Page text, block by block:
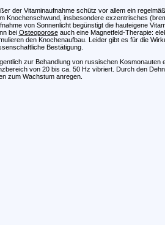
der Vitaminaufnahme schütz vor allem ein
Knochenschwund, insbesondere exzentrisches
von Sonnenlicht begünstigt die hauteigene
bei Osteoporoseauch eine Magnetfeld-Therapie:
den Knochenaufbau. Leider gibt es für die
Bestätigung.
zur Behandlung von russischen Kosmonauten
von 20 bis ca. 50 Hz vibriert. Durch den
zum Wachstum anregen.